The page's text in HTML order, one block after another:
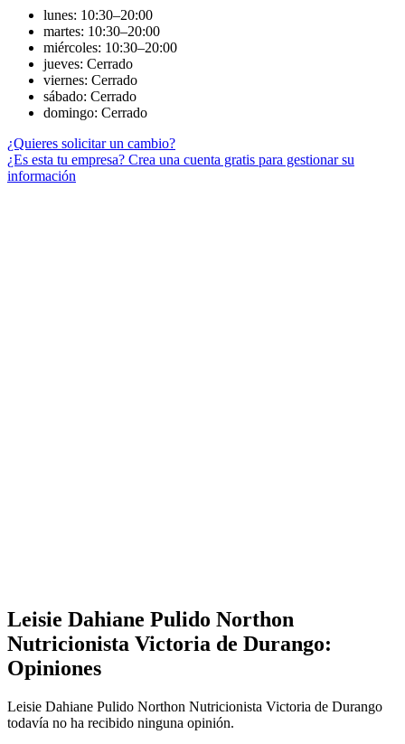
lunes: 10:30–20:00
martes: 10:30–20:00
miércoles: 10:30–20:00
jueves: Cerrado
viernes: Cerrado
sábado: Cerrado
domingo: Cerrado
¿Quieres solicitar un cambio?
¿Es esta tu empresa? Crea una cuenta gratis para gestionar su
información
Leisie Dahiane Pulido Northon
Nutricionista Victoria de Durango:
Opiniones
Leisie Dahiane Pulido Northon Nutricionista Victoria de Durango
todavía no ha recibido ninguna opinión.